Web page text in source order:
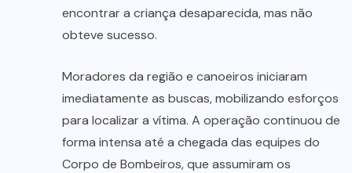
encontrar a criança desaparecida, mas não
obteve sucesso.
Moradores da região e canoeiros iniciaram
imediatamente as buscas, mobilizando esforços
para localizar a vítima. A operação continuou de
forma intensa até a chegada das equipes do
Corpo de Bombeiros, que assumiram os